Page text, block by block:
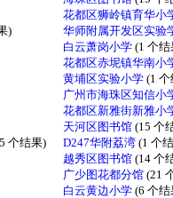
花都区狮岭镇育华小
)
华师附属开发区实验
白云萧岗小学 (1 个结
花都区赤坭镇华南小
黄埔区实验小学 (1
广州市海珠区知信小
花都区新雅街新雅小
天河区图书馆 (15 个
个结果) D247华附荔湾 (1 个
越秀区图书馆 (14 个
广少图花都分馆 (21
白云黄边小学 (6 个结